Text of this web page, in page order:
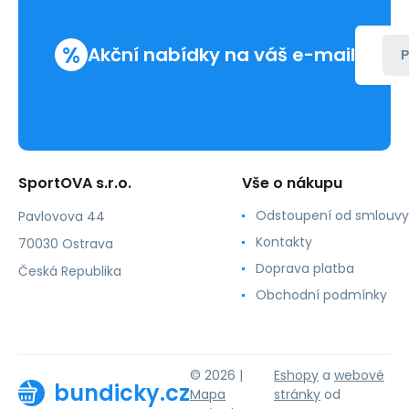
% Akční nabídky na váš e-mail
SportOVA s.r.o.
Pavlovova 44
70030 Ostrava
Česká Republika
Vše o nákupu
Odstoupení od smlouvy
Kontakty
Doprava platba
Obchodní podmínky
bundicky.cz
© 2026 |
Mapa
Eshopy a webové
stránky od